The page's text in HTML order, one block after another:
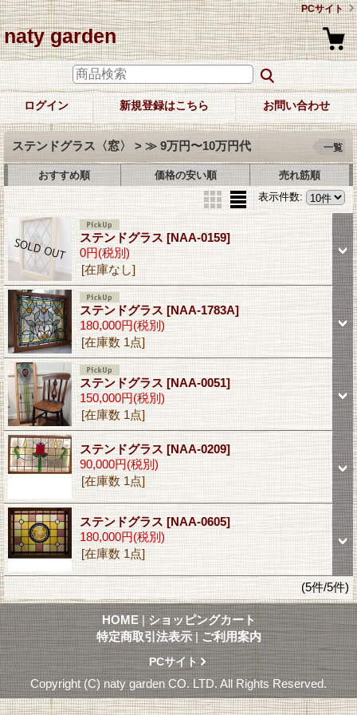
PCサイト
naty garden
ログイン 新規登録はこちら お問い合わせ
ステンドグラス〈窓〉 > ≫ 9万円〜10万円代 一覧
おすすめ順 価格の安い順
売れ筋順
表示件数:
ステンドグラス [NAA-0159]
0円(税別)
[在庫なし]
ステンドグラス [NAA-1783A]
180,000円(税別)
[在庫数 1点]
ステンドグラス [NAA-0051]
150,000円(税別)
[在庫数 1点]
ステンドグラス [NAA-0209]
90,000円(税別)
[在庫数 1点]
ステンドグラス [NAA-0605]
180,000円(税別)
[在庫数 1点]
(5件/5件)
HOME | ショッピングカート
特定商取引法表示 | ご利用案内
PCサイト
Copyright (C) naty garden CO. LTD. All Rights Reserved.